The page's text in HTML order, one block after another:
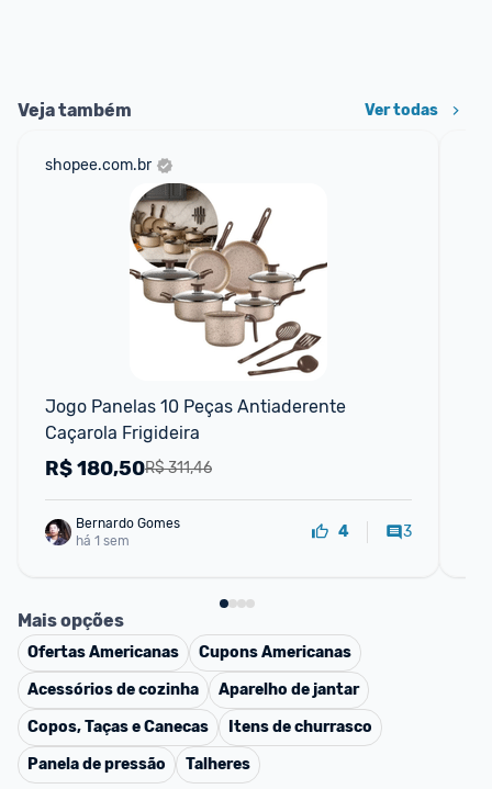
Veja também Ver todas
shopee.com.br
Jogo Panelas 10 Peças Antiaderente
Caçarola Frigideira
R$ 311,46
R$180,50
Bernardo Gomes
há 1 sem
4 3
Mais opções
OfertasAmericanas CuponsAmericanas
Acessórios de cozinha
Aparelho de jantar
Copos, Taças e Canecas
Itens de churrasco
Panela de pressão
Talheres